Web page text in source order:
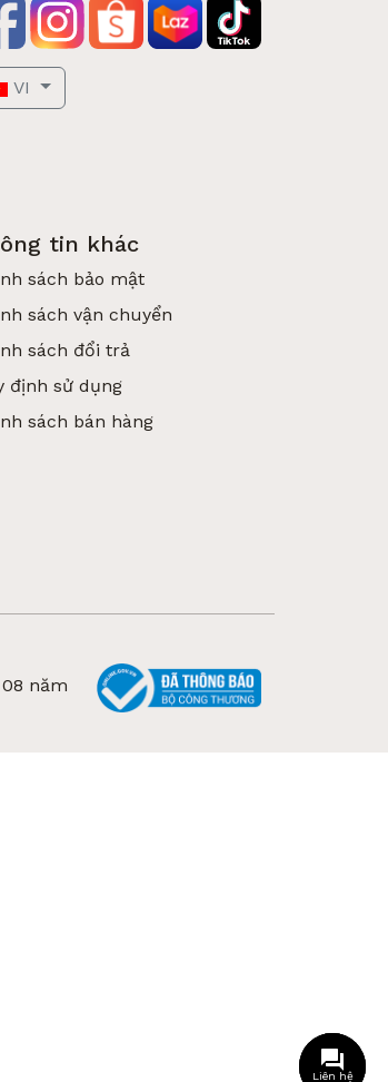
VI
tin khác
sách bảo mật
sách vận chuyển
sách đổi trả
định sử dụng
sách bán hàng
năm
Liên hệ